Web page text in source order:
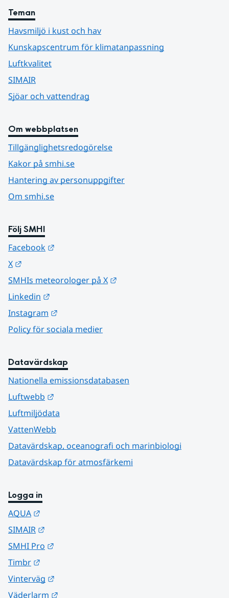
Teman
Havsmiljö i kust och hav
Kunskapscentrum för klimatanpassning
Luftkvalitet
SIMAIR
Sjöar och vattendrag
Om webbplatsen
Tillgänglighetsredogörelse
Kakor på smhi.se
Hantering av personuppgifter
Om smhi.se
Följ SMHI
Facebook
X
SMHIs meteorologer på X
Linkedin
Instagram
Policy för sociala medier
Datavärdskap
Nationella emissionsdatabasen
Luftwebb
Luftmiljödata
VattenWebb
Datavärdskap, oceanografi och marinbiologi
Datavärdskap för atmosfärkemi
Logga in
AQUA
SIMAIR
SMHI Pro
Timbr
Vinterväg
Väderlarm